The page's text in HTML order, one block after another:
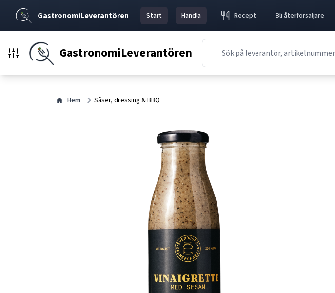
GastronomiLeverantören Start Handla Recept Bli återförsäljare
GastronomiLeverantören
Hem Såser, dressing & BBQ